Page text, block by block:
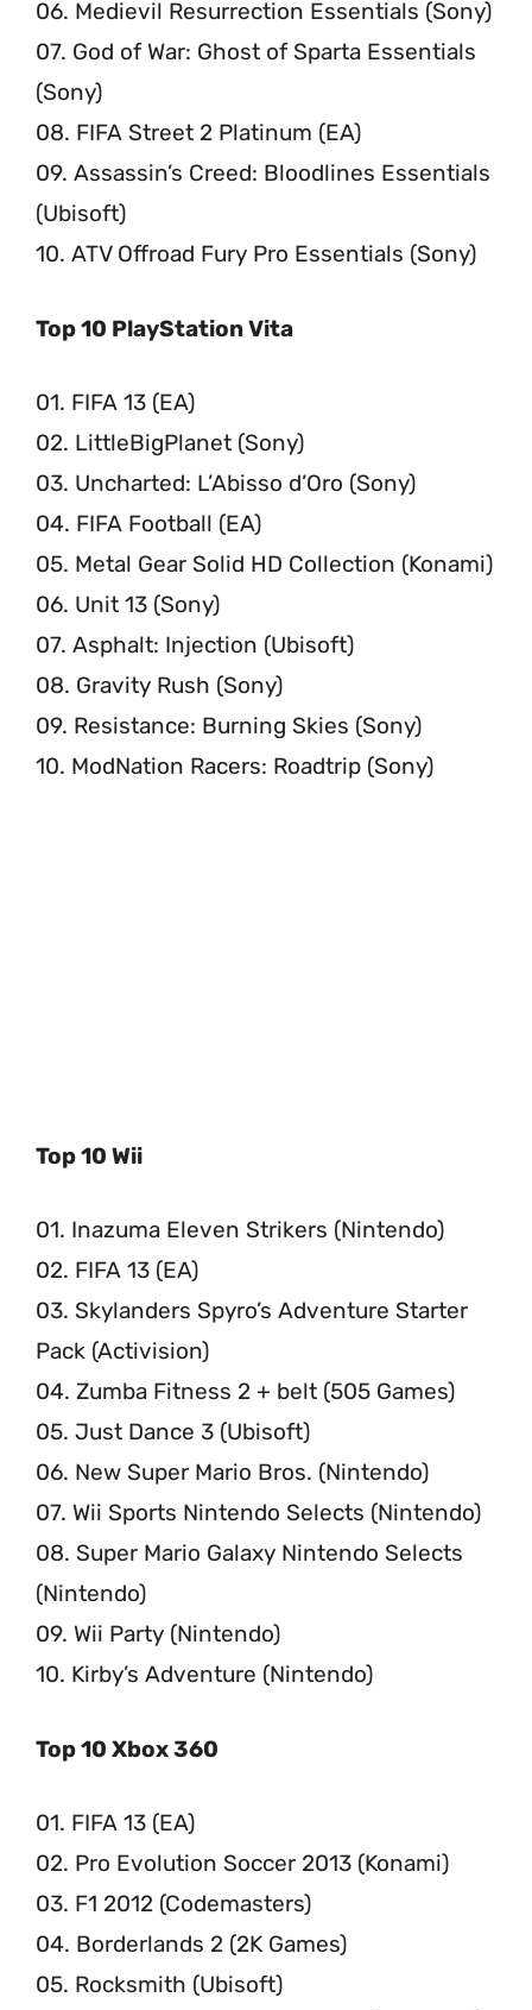
06. Medievil Resurrection Essentials (Sony)
07. God of War: Ghost of Sparta Essentials
(Sony)
08. FIFA Street 2 Platinum (EA)
09. Assassin’s Creed: Bloodlines Essentials
(Ubisoft)
10. ATV Offroad Fury Pro Essentials (Sony)
Top 10 PlayStation Vita
01. FIFA 13 (EA)
02. LittleBigPlanet (Sony)
03. Uncharted: L’Abisso d’Oro (Sony)
04. FIFA Football (EA)
05. Metal Gear Solid HD Collection (Konami)
06. Unit 13 (Sony)
07. Asphalt: Injection (Ubisoft)
08. Gravity Rush (Sony)
09. Resistance: Burning Skies (Sony)
10. ModNation Racers: Roadtrip (Sony)
Top 10 Wii
01. Inazuma Eleven Strikers (Nintendo)
02. FIFA 13 (EA)
03. Skylanders Spyro’s Adventure Starter
Pack (Activision)
04. Zumba Fitness 2 + belt (505 Games)
05. Just Dance 3 (Ubisoft)
06. New Super Mario Bros. (Nintendo)
07. Wii Sports Nintendo Selects (Nintendo)
08. Super Mario Galaxy Nintendo Selects
(Nintendo)
09. Wii Party (Nintendo)
10. Kirby’s Adventure (Nintendo)
Top 10 Xbox 360
01. FIFA 13 (EA)
02. Pro Evolution Soccer 2013 (Konami)
03. F1 2012 (Codemasters)
04. Borderlands 2 (2K Games)
05. Rocksmith (Ubisoft)